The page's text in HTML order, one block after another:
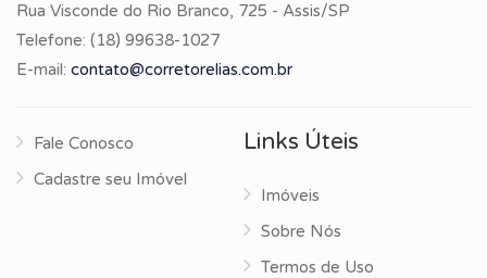
Rua Visconde do Rio Branco, 725 - Assis/SP
Telefone: (18) 99638-1027
E-mail: contato@corretorelias.com.br
Fale Conosco
Cadastre seu Imóvel
Links Úteis
Imóveis
Sobre Nós
Termos de Uso